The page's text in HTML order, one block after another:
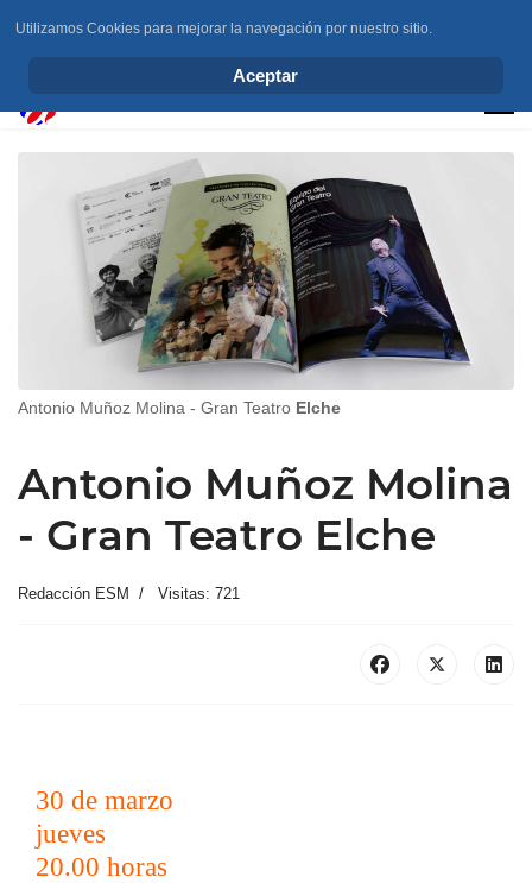
Antonio Muñoz Molina - Gran Teatro Elche
Antonio Muñoz Molina
- Gran Teatro Elche
Redacción ESM Visitas: 721
30 de marzo
jueves
20.00 horas
Utilizamos Cookies para mejorar la navegación por nuestro sitio.
Aceptar